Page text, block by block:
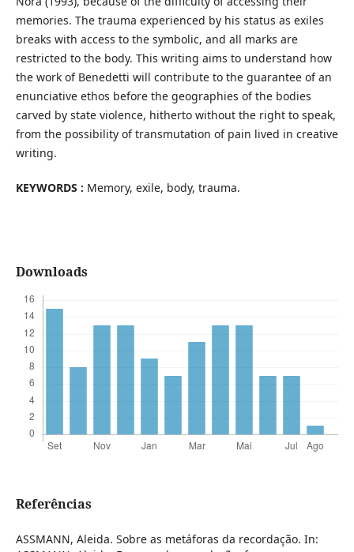
memories. The trauma experienced by his status as exiles
breaks with access to the symbolic, and all marks are
restricted to the body. This writing aims to understand how
the work of Benedetti will contribute to the guarantee of an
enunciative ethos before the geographies of the bodies
carved by state violence, hitherto without the right to speak,
from the possibility of transmutation of pain lived in creative
writing.
KEYWORDS : Memory, exile, body, trauma.
Downloads
Referências
ASSMANN, Aleida. Sobre as metáforas da recordação. In: